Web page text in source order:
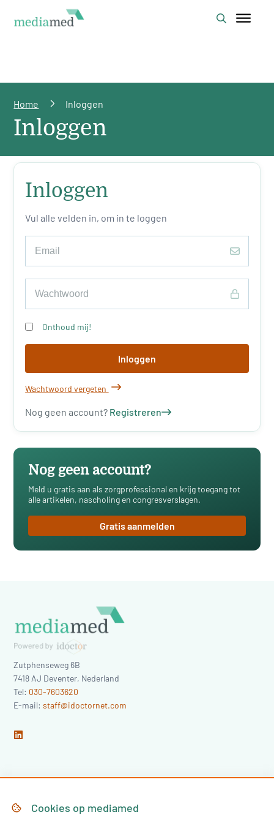
Home Inloggen
Inloggen
Inloggen
Vul alle velden in, om in te loggen
Onthoud mij!
Inloggen
Wachtwoord vergeten
Nog geen account? Registreren
Nog geen account?
Meld u gratis aan als zorgprofessional en krijg toegang tot
alle artikelen, nascholing en congresverslagen.
Gratis aanmelden
Zutphenseweg 6B
7418 AJ Deventer, Nederland
Tel: 030-7603620
E-mail:staff@idoctornet.com
HomeCookies op mediamed